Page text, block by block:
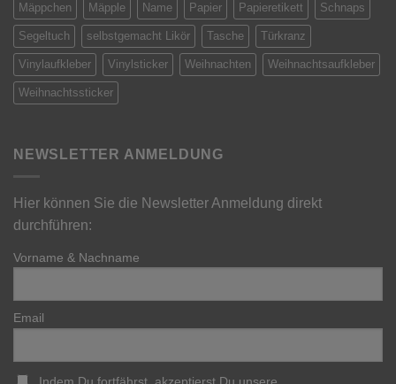
Mäppchen Mäpple Name Papier Papieretikett Schnaps
Segeltuch selbstgemacht Likör Tasche Türkranz
Vinylaufkleber Vinylsticker Weihnachten Weihnachtsaufkleber
Weihnachtssticker
NEWSLETTER ANMELDUNG
Hier können Sie die Newsletter Anmeldung direkt
durchführen:
Vorname & Nachname
Email